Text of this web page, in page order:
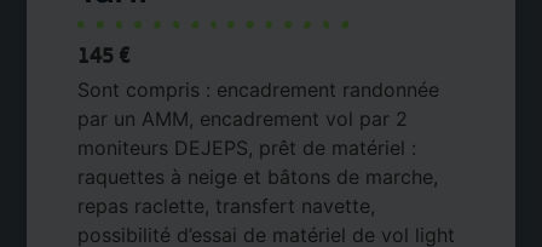
145 €
Sont compris : encadrement randonnée
par un AMM, encadrement vol par 2
moniteurs DEJEPS, prêt de matériel :
raquettes à neige et bâtons de marche,
repas raclette, transfert navette,
possibilité d’essai de matériel de vol light